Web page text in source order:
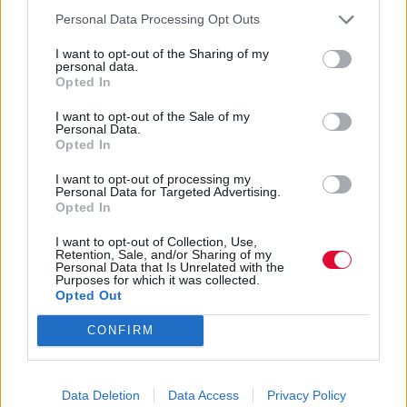
Personal Data Processing Opt Outs
I want to opt-out of the Sharing of my
personal data.
Opted In
I want to opt-out of the Sale of my
Personal Data.
Opted In
I want to opt-out of processing my
Personal Data for Targeted Advertising.
Opted In
I want to opt-out of Collection, Use,
Retention, Sale, and/or Sharing of my
Personal Data that Is Unrelated with the
Purposes for which it was collected.
Opted Out
CONFIRM
Data Deletion Data Access Privacy Policy
Θέμης Καραμουρατίδης – Πιάνο
Γιώργος Κάστανος - Σοπράνο σαξόφωνο και
πλήκτρα
κιθάρα
Γιώργος Μπουλντής - Ηλεκτρικό μπάσο
Αποθήκευση σε
Πίσω